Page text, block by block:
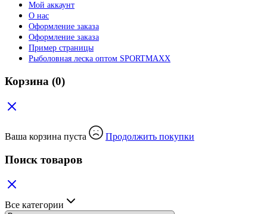
Мой аккаунт
О нас
Оформление заказа
Оформление заказа
Пример страницы
Рыболовная леска оптом SPORTMAXX
Корзина (0)
Ваша корзина пуста Продолжить покупки
Поиск товаров
Все категории